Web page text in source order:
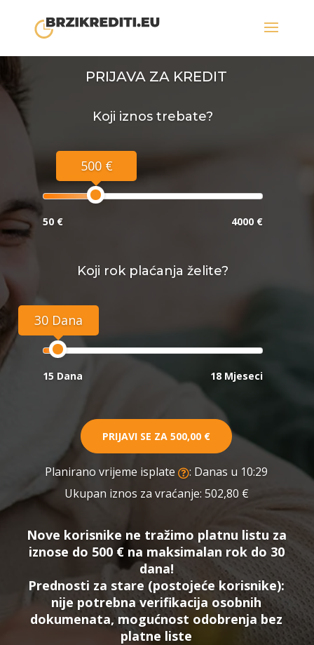
PRIJAVA ZA KREDIT
Koji iznos trebate?
500 €
50 € 4000 €
Koji rok plaćanja želite?
30 Dana
15 Dana 18 Mjeseci
PRIJAVI SE ZA 500,00 €
Planirano vrijeme isplate
: Danas u 10:29
Ukupan iznos za vraćanje: 502,80 €
Nove korisnike ne tražimo platnu listu za
iznose do 500 € na maksimalan rok do 30
dana!
Prednosti za stare (postojeće korisnike):
nije potrebna verifikacija osobnih
dokumenata, mogućnost odobrenja bez
platne liste